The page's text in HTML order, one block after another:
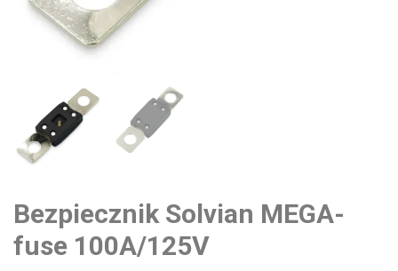
Bezpiecznik Solvian MEGA-
fuse 100A/125V